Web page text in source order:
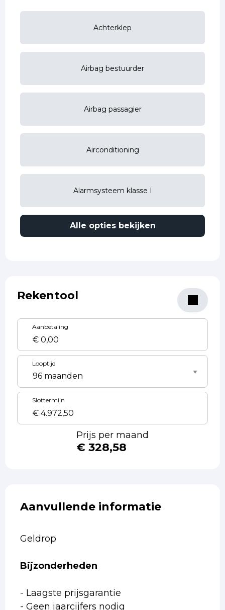
Achterklep
Airbag bestuurder
Airbag passagier
Airconditioning
Alarmsysteem klasse I
Alle opties bekijken
Rekentool
Aanbetaling
Looptijd
Slottermijn
Prijs per maand
€ 328,58
Aanvullende informatie
Geldrop
Bijzonderheden
- Laagste prijsgarantie
- Geen jaarcijfers nodig